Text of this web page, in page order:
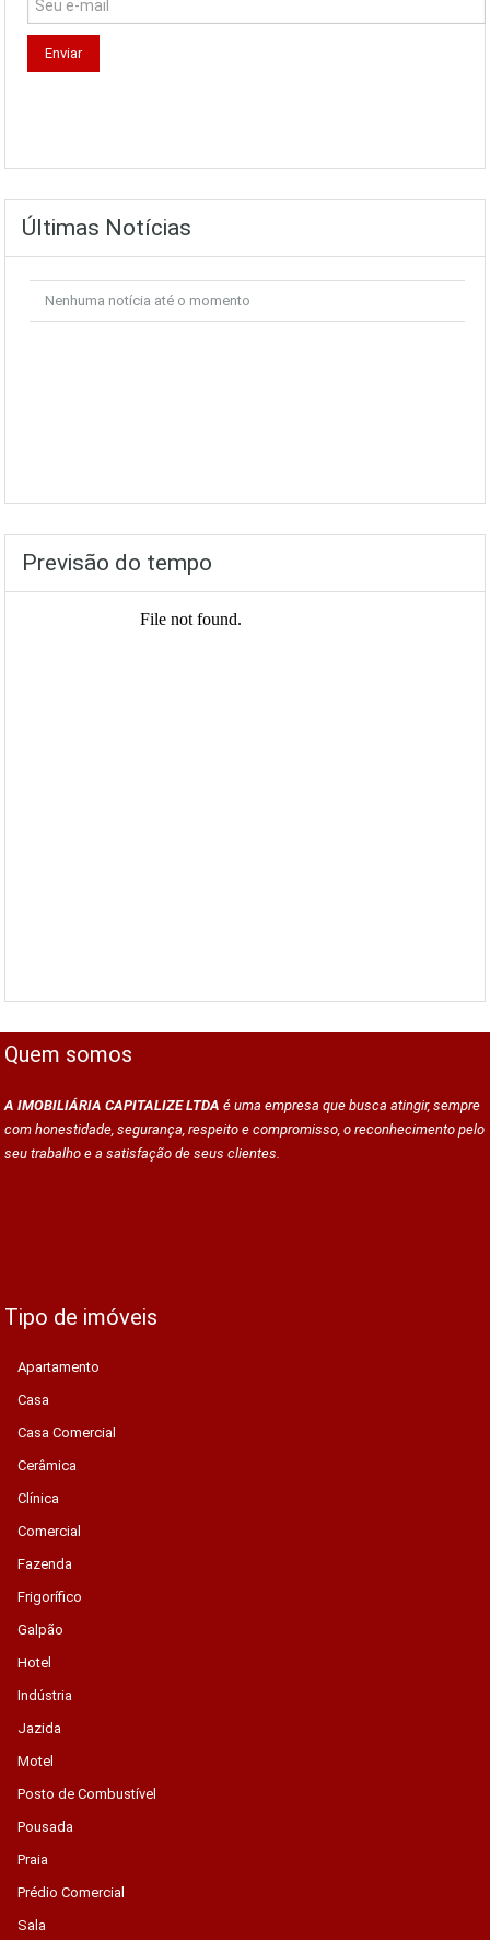
Últimas Notícias
Nenhuma notícia até o momento
Previsão do tempo
Quem somos
A IMOBILIÁRIA CAPITALIZE LTDA é uma empresa que busca atingir, sempre
com honestidade, segurança, respeito e compromisso, o reconhecimento pelo
seu trabalho e a satisfação de seus clientes.
Tipo de imóveis
Apartamento
Casa
Casa Comercial
Cerâmica
Clínica
Comercial
Fazenda
Frigorífico
Galpão
Hotel
Indústria
Jazida
Motel
Posto de Combustível
Pousada
Praia
Prédio Comercial
Sala